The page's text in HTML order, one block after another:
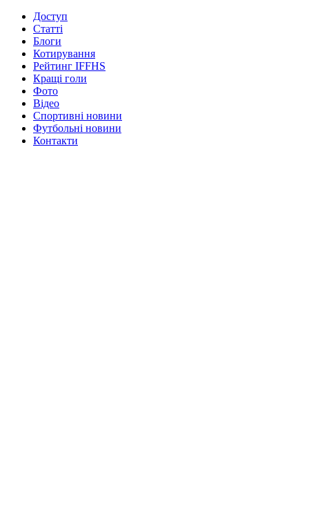
Доступ
Статті
Блоги
Котирування
Рейтинг IFFHS
Кращі голи
Фото
Відео
Спортивні новини
Футбольні новини
Контакти